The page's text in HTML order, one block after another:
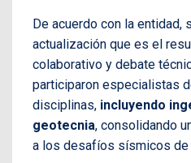
De acuerdo con la entidad,
actualización que es el
colaborativo y debate
participaron especialistas
disciplinas, incluyendo
geotecnia, consolidando
a los desafíos sísmicos de